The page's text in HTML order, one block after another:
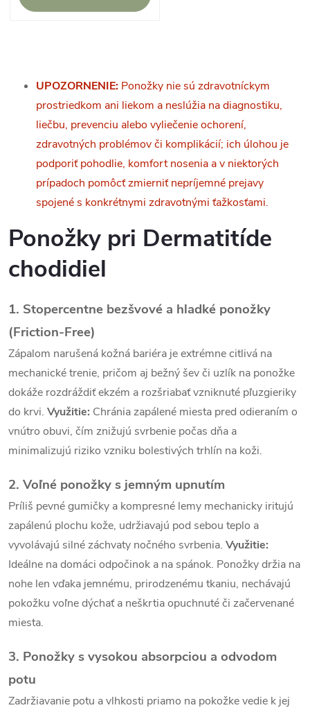
c
i
e
p
r
v
k
y
v
ý
p
i
s
u
UPOZORNENIE: Ponožky nie sú zdravotníckym
prostriedkom ani liekom a neslúžia na diagnostiku,
liečbu, prevenciu alebo vyliečenie ochorení,
zdravotných problémov či komplikácií; ich úlohou je
podporiť pohodlie, komfort nosenia a v niektorých
prípadoch pomôcť zmierniť nepríjemné prejavy
spojené s konkrétnymi zdravotnými ťažkosťami.
Ponožky pri Dermatitíde
chodidiel
1. Stopercentne bezšvové a hladké ponožky
(Friction-Free)
Zápalom narušená kožná bariéra je extrémne citlivá na
mechanické trenie, pričom aj bežný šev či uzlík na ponožke
dokáže rozdráždiť ekzém a rozšriabať vzniknuté pľuzgieriky
do krvi. Využitie: Chránia zapálené miesta pred odieraním o
vnútro obuvi, čím znižujú svrbenie počas dňa a
minimalizujú riziko vzniku bolestivých trhlín na koži.
2. Voľné ponožky s jemným upnutím
Príliš pevné gumičky a kompresné lemy mechanicky iritujú
zapálenú plochu kože, udržiavajú pod sebou teplo a
vyvolávajú silné záchvaty nočného svrbenia. Využitie:
Ideálne na domáci odpočinok a na spánok. Ponožky držia na
nohe len vďaka jemnému, prirodzenému tkaniu, nechávajú
pokožku voľne dýchať a neškrtia opuchnuté či začervenané
miesta.
3. Ponožky s vysokou absorpciou a odvodom
potu
Zadržiavanie potu a vlhkosti priamo na pokožke vedie k jej